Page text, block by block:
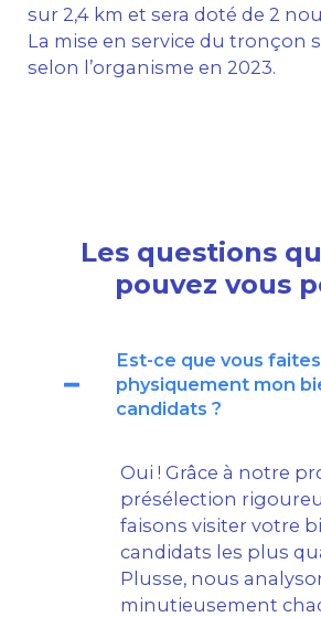
sur 2,4 km et sera doté de 2
La mise en service du tronçon
selon l’organisme en 2023.
Les questions
pouvez vous
Est-ce que vous
physiquement mon
candidats ?
Oui ! Grâce à notre
présélection
faisons visiter votre
candidats les plus
Plusse, nous
minutieusement